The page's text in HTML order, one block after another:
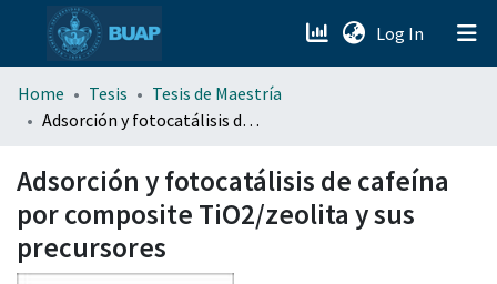
Log In (current)
menu.section.about_menu
Home Tesis
Tesis de Maestría
Adsorción y fotocatálisis de cafeína por composite TiO2/zeolita y sus precursores
Adsorción y fotocatálisis de cafeína
por composite TiO2/zeolita y sus
precursores